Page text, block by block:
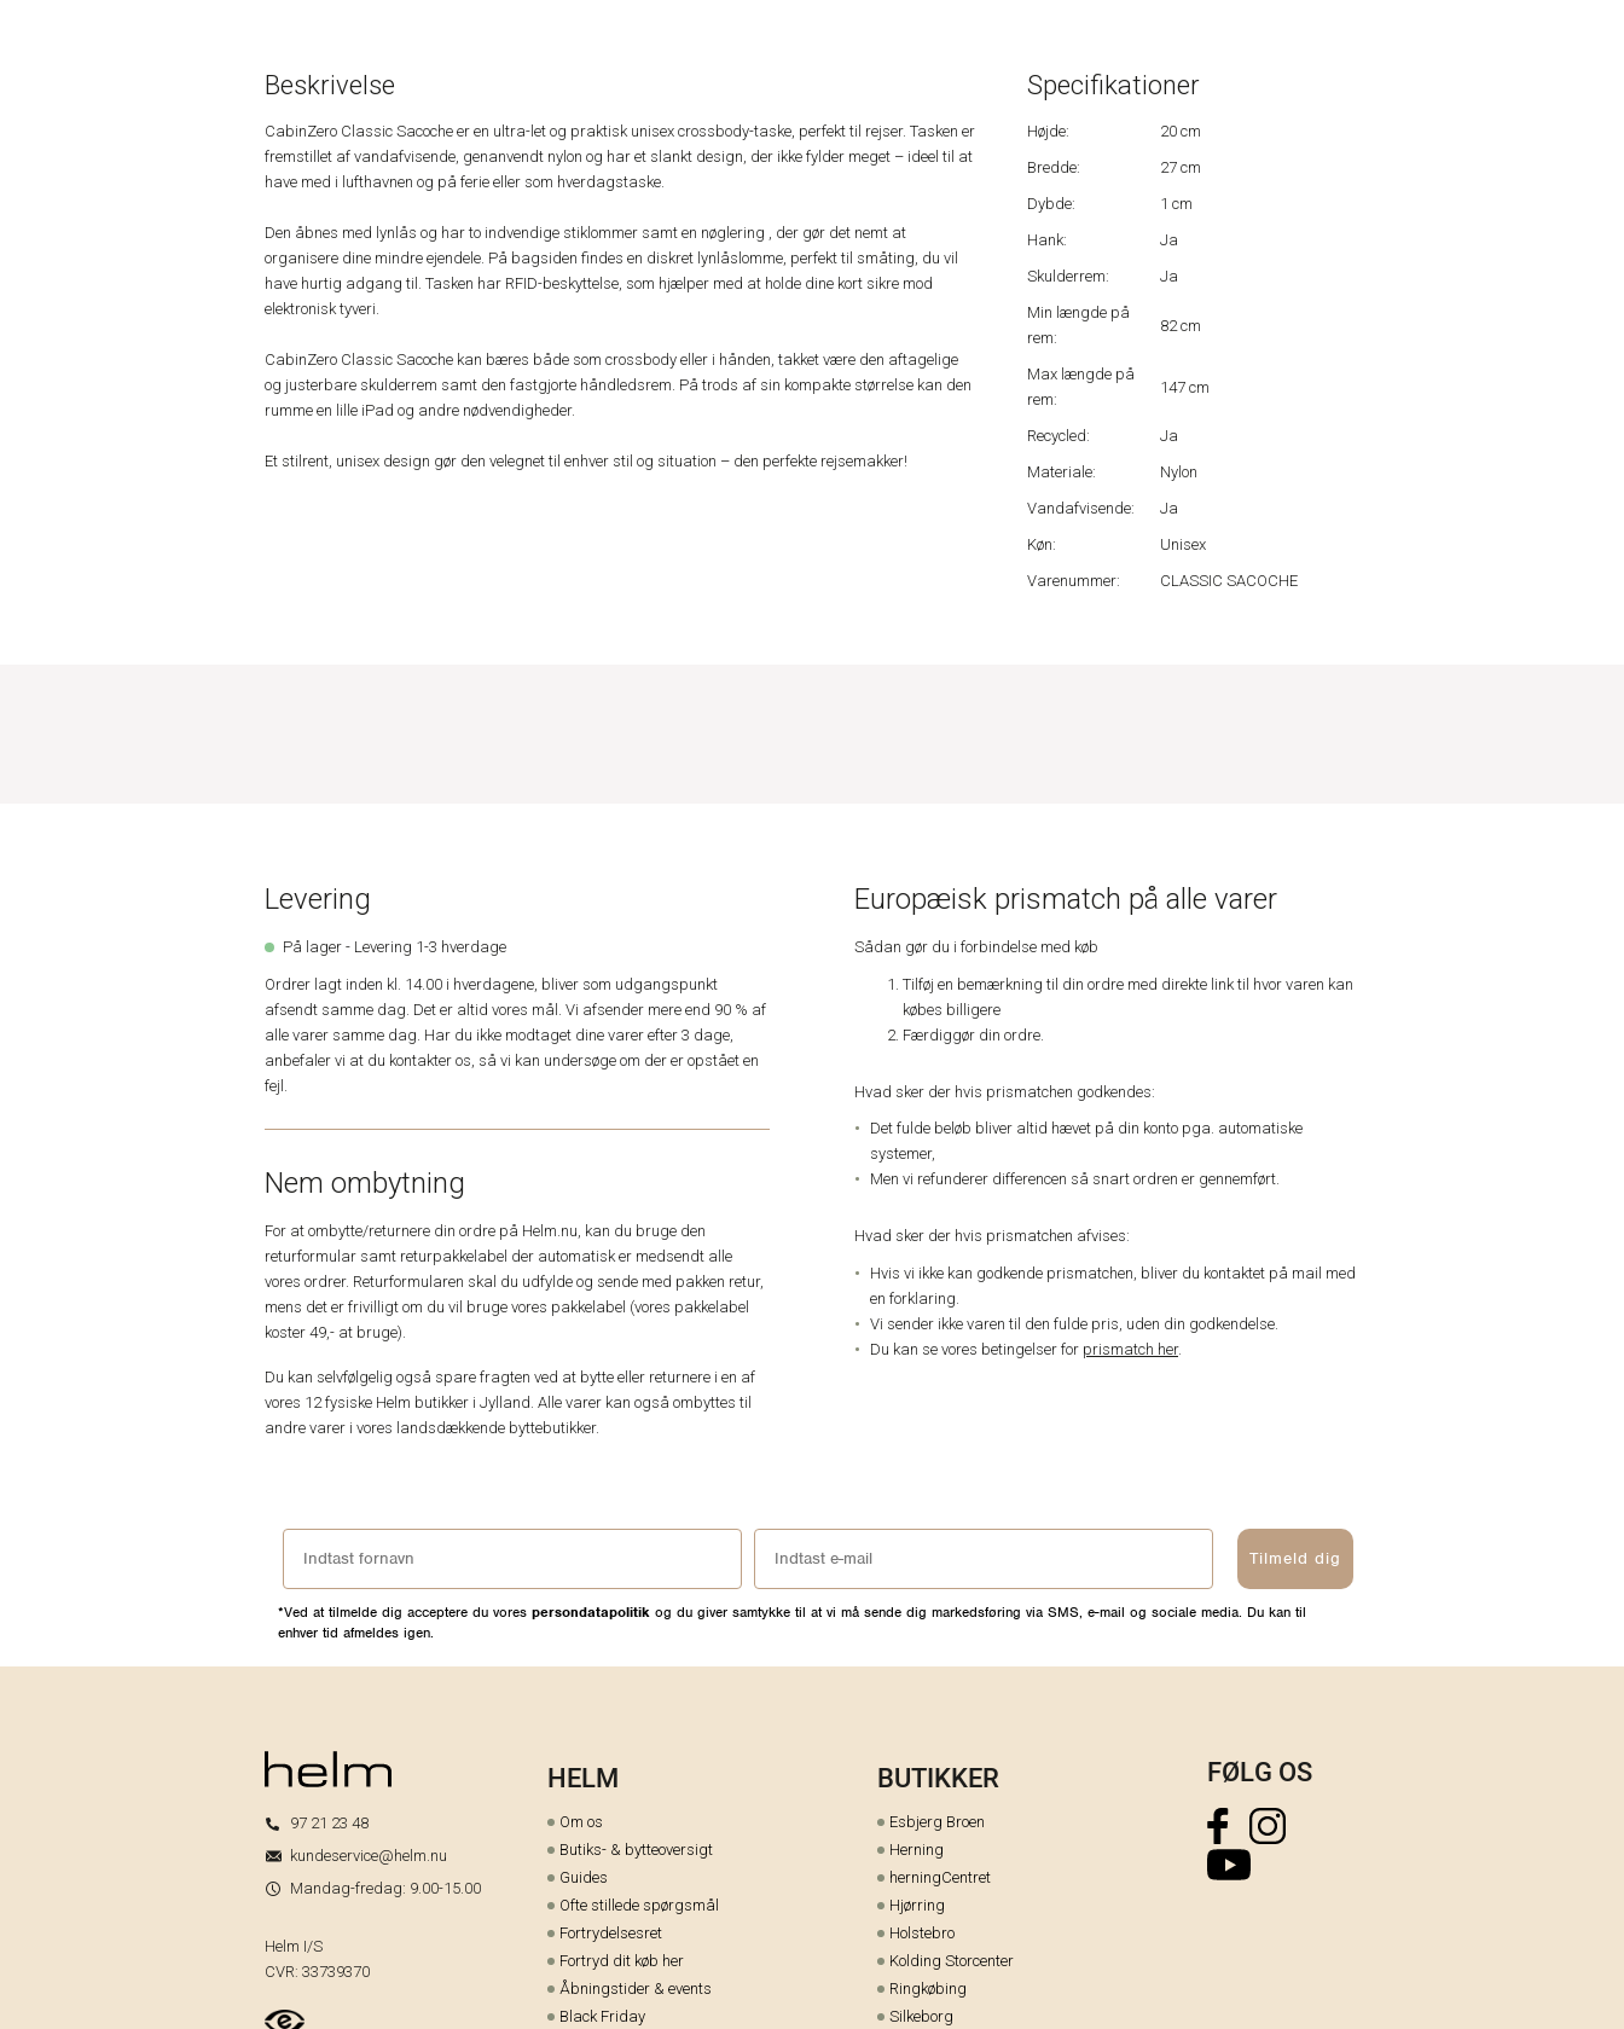
Beskrivelse
CabinZero Classic Sacoche er en ultra-let og praktisk unisex crossbody-taske, perfekt til rejser. Tasken er
fremstillet af vandafvisende, genanvendt nylon og har et slankt design, der ikke fylder meget – ideel til at
have med i lufthavnen og på ferie eller som hverdagstaske.
Den åbnes med lynlås og har to indvendige stiklommer samt en nøglering , der gør det nemt at
organisere dine mindre ejendele. På bagsiden findes en diskret lynlåslomme, perfekt til småting, du vil
have hurtig adgang til. Tasken har RFID-beskyttelse, som hjælper med at holde dine kort sikre mod
elektronisk tyveri.
CabinZero Classic Sacoche kan bæres både som crossbody eller i hånden, takket være den aftagelige
og justerbare skulderrem samt den fastgjorte håndledsrem. På trods af sin kompakte størrelse kan den
rumme en lille iPad og andre nødvendigheder.
Et stilrent, unisex design gør den velegnet til enhver stil og situation – den perfekte rejsemakker!
Specifikationer
Højde:
20 cm
Bredde:
27 cm
Dybde:
1 cm
Hank:
Ja
Skulderrem:
Ja
Min længde på
rem:
82 cm
Max længde på
rem:
147 cm
Recycled:
Ja
Materiale:
Nylon
Vandafvisende:
Ja
Køn:
Unisex
Varenummer:
CLASSIC SACOCHE
Levering
På lager - Levering 1-3 hverdage
Ordrer lagt inden kl. 14.00 i hverdagene, bliver som udgangspunkt
afsendt samme dag. Det er altid vores mål. Vi afsender mere end 90 % af
alle varer samme dag. Har du ikke modtaget dine varer efter 3 dage,
anbefaler vi at du kontakter os, så vi kan undersøge om der er opstået en
fejl.
Nem ombytning
For at ombytte/returnere din ordre på Helm.nu, kan du bruge den
returformular samt returpakkelabel der automatisk er medsendt alle
vores ordrer. Returformularen skal du udfylde og sende med pakken retur,
mens det er frivilligt om du vil bruge vores pakkelabel (vores pakkelabel
koster 49,- at bruge).
Du kan selvfølgelig også spare fragten ved at bytte eller returnere i en af
vores 12 fysiske Helm butikker i Jylland. Alle varer kan også ombyttes til
andre varer i vores landsdækkende byttebutikker.
Europæisk prismatch på alle varer
Sådan gør du i forbindelse med køb
Tilføj en bemærkning til din ordre med direkte link til hvor varen kan
købes billigere
Færdiggør din ordre.
Hvad sker der hvis prismatchen godkendes:
Det fulde beløb bliver altid hævet på din konto pga. automatiske
systemer,
Men vi refunderer differencen så snart ordren er gennemført.
Hvad sker der hvis prismatchen afvises:
Hvis vi ikke kan godkende prismatchen, bliver du kontaktet på mail med
en forklaring.
Vi sender ikke varen til den fulde pris, uden din godkendelse.
Du kan se vores betingelser for prismatch her.
Tilmeld dig
*Ved at tilmelde dig acceptere du vores persondatapolitik og du giver samtykke til at vi må sende dig markedsføring via SMS, e-mail og sociale media. Du kan til
enhver tid afmeldes igen.
97 21 23 48
kundeservice@helm.nu
Mandag-fredag: 9.00-15.00
Helm I/S
CVR: 33739370
HELM
Om os
Butiks- & bytteoversigt
Guides
Ofte stillede spørgsmål
Fortrydelsesret
Fortryd dit køb her
Åbningstider & events
Black Friday
BUTIKKER
Esbjerg Broen
Herning
herningCentret
Hjørring
Holstebro
Kolding Storcenter
Ringkøbing
Silkeborg
FØLG OS